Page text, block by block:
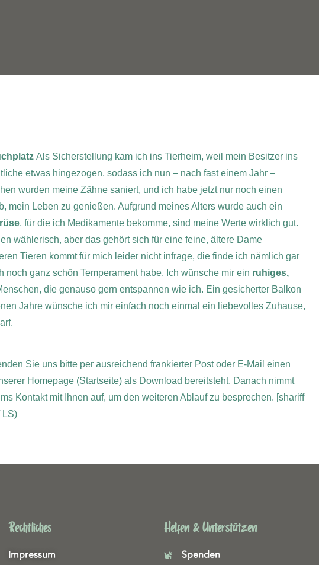
Als Sicherstellung kam ich ins Tierheim, weil mein Besitzer ins
etwas hingezogen, sodass ich nun – nach fast einem Jahr –
wurden meine Zähne saniert, und ich habe jetzt nur noch einen
mein Leben zu genießen. Aufgrund meines Alters wurde auch ein
, für die ich Medikamente bekomme, sind meine Werte wirklich gut.
wählerisch, aber das gehört sich für eine feine, ältere Dame
Tieren kommt für mich leider nicht infrage, die finde ich nämlich gar
noch ganz schön Temperament habe. Ich wünsche mir ein ruhiges,
die genauso gern entspannen wie ich. Ein gesicherter Balkon
Jahre wünsche ich mir einfach noch einmal ein liebevolles Zuhause,
Sie uns bitte per ausreichend frankierter Post oder E-Mail einen
Homepage (Startseite) als Download bereitsteht. Danach nimmt
Kontakt mit Ihnen auf, um den weiteren Ablauf zu besprechen. [shariff
LS)
Rechtliches
Impressum
Helfen & Unterstützen
Spenden